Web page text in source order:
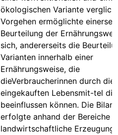
ökologischen Variante
Vorgehen ermöglichte
Beurteilung der
sich, andererseits die
Varianten innerhalb einer
Ernährungsweise, die
dieVerbraucherinnen durch die
eingekauften Lebensmit-tel
beeinflussen können. Die
erfolgte anhand der Bereiche
landwirtschaftliche Erzeugung,